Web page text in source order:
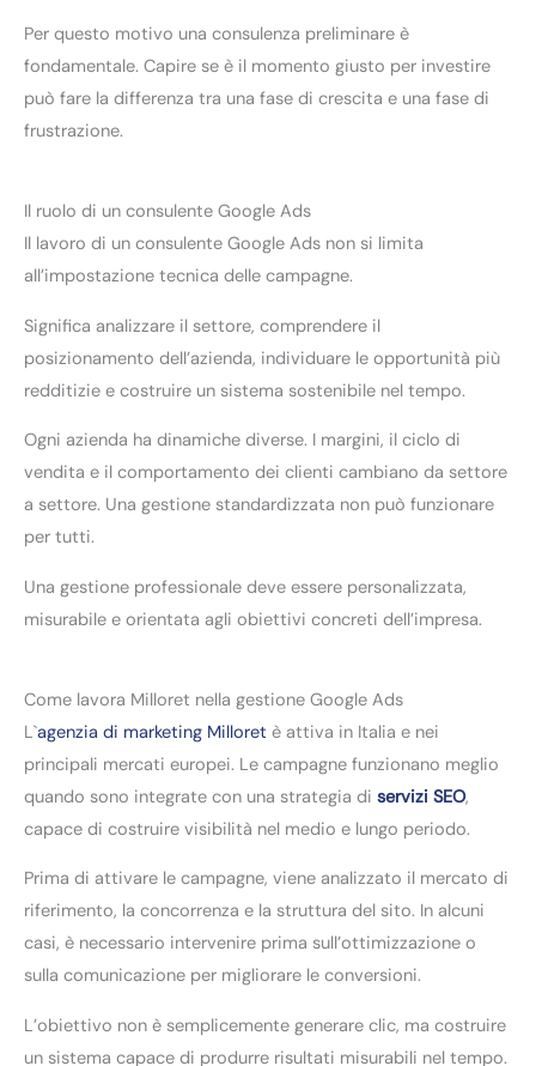
Per questo motivo una consulenza preliminare è
fondamentale. Capire se è il momento giusto per investire
può fare la differenza tra una fase di crescita e una fase di
frustrazione.
Il ruolo di un consulente Google Ads
Il lavoro di un consulente Google Ads non si limita
all’impostazione tecnica delle campagne.
Significa analizzare il settore, comprendere il
posizionamento dell’azienda, individuare le opportunità più
redditizie e costruire un sistema sostenibile nel tempo.
Ogni azienda ha dinamiche diverse. I margini, il ciclo di
vendita e il comportamento dei clienti cambiano da settore
a settore. Una gestione standardizzata non può funzionare
per tutti.
Una gestione professionale deve essere personalizzata,
misurabile e orientata agli obiettivi concreti dell’impresa.
Come lavora Milloret nella gestione Google Ads
L`agenzia di marketing Milloret è attiva in Italia e nei
principali mercati europei. Le campagne funzionano meglio
quando sono integrate con una strategia di servizi SEO,
capace di costruire visibilità nel medio e lungo periodo.
Prima di attivare le campagne, viene analizzato il mercato di
riferimento, la concorrenza e la struttura del sito. In alcuni
casi, è necessario intervenire prima sull’ottimizzazione o
sulla comunicazione per migliorare le conversioni.
L’obiettivo non è semplicemente generare clic, ma costruire
un sistema capace di produrre risultati misurabili nel tempo.